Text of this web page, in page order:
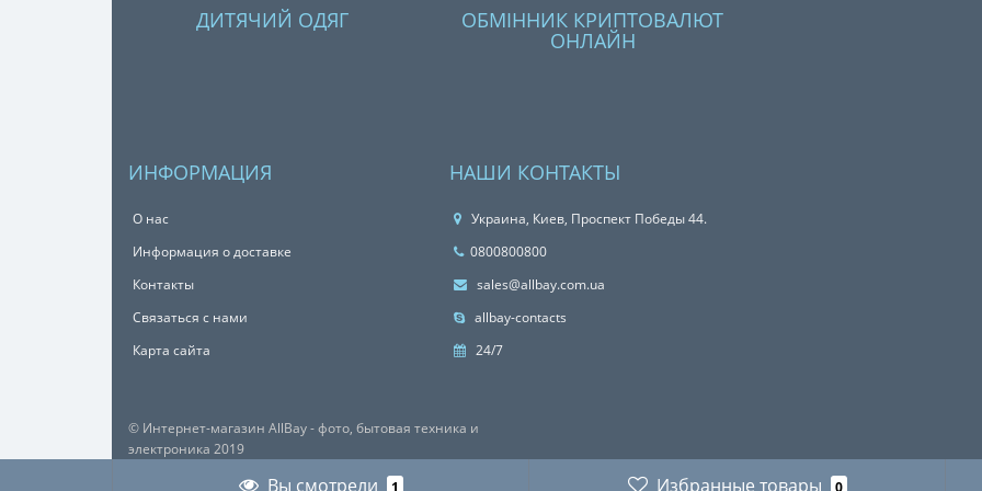
ДИТЯЧИЙ ОДЯГ ОБМІННИК КРИПТОВАЛЮТ
ОНЛАЙН
ИНФОРМАЦИЯ
О нас
Информация о доставке
Контакты
Связаться с нами
Карта сайта
НАШИ КОНТАКТЫ
Украина, Киев, Проспект Победы 44.
0800800800
sales@allbay.com.ua
allbay-contacts
24/7
© Интернет-магазин AllBay - фото, бытовая техника и
электроника 2019
Вы смотрели 1 Избранные товары 0